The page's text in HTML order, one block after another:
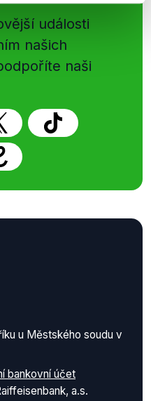
události
našich
naši
u Městského soudu v
bankovní účet
a.s.